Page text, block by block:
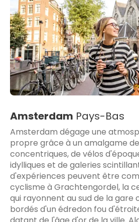
Amsterdam Pays-Bas
Amsterdam dégage une
propre grâce à un amalgame
concentriques, de vélos
idylliques et de galeries
d'expériences peuvent être
cyclisme à Grachtengordel, la
qui rayonnent au sud de la gare
bordés d'un édredon fou